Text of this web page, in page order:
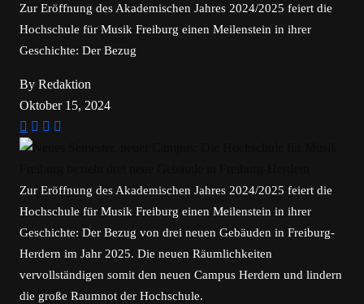
Zur Eröffnung des Akademischen Jahres 2024/2025 feiert die
Hochschule für Musik Freiburg einen Meilenstein in ihrer
Geschichte: Der Bezug
By Redaktion
Oktober 15, 2024
Zur Eröffnung des Akademischen Jahres 2024/2025 feiert die
Hochschule für Musik Freiburg einen Meilenstein in ihrer
Geschichte: Der Bezug von drei neuen Gebäuden in Freiburg-
Herdern im Jahr 2025. Die neuen Räumlichkeiten
vervollständigen somit den neuen Campus Herdern und lindern
die große Raumnot der Hochschule.